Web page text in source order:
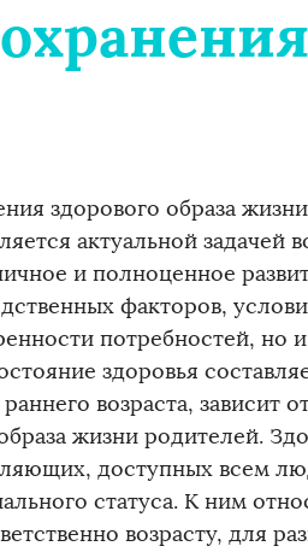
здорового образа
актуальной задачей
и полноценное
факторов,
потребностей, но
здоровья
возраста, зависит
жизни родителей.
доступных всем
статуса. К ним
возрасту, для